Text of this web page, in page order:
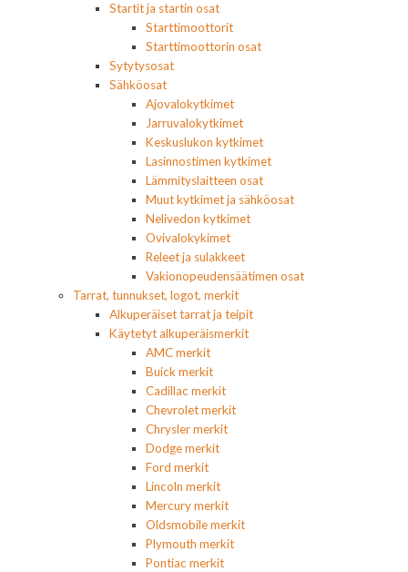
Startit ja startin osat
Starttimoottorit
Starttimoottorin osat
Sytytysosat
Sähköosat
Ajovalokytkimet
Jarruvalokytkimet
Keskuslukon kytkimet
Lasinnostimen kytkimet
Lämmityslaitteen osat
Muut kytkimet ja sähköosat
Nelivedon kytkimet
Ovivalokykimet
Releet ja sulakkeet
Vakionopeudensäätimen osat
Tarrat, tunnukset, logot, merkit
Alkuperäiset tarrat ja teipit
Käytetyt alkuperäismerkit
AMC merkit
Buick merkit
Cadillac merkit
Chevrolet merkit
Chrysler merkit
Dodge merkit
Ford merkit
Lincoln merkit
Mercury merkit
Oldsmobile merkit
Plymouth merkit
Pontiac merkit